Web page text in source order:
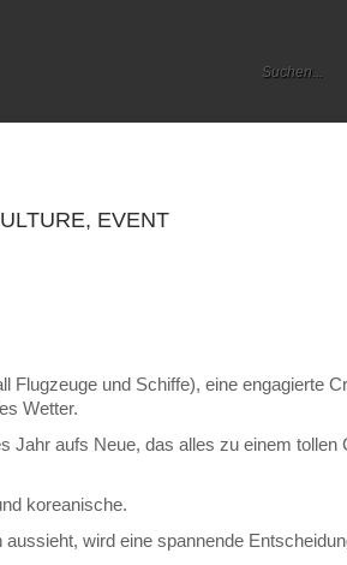
, EVENT
Flugzeuge und Schiffe), eine engagierte
Wetter.
Jahr aufs Neue, das alles zu einem tollen
koreanische.
wird eine spannende